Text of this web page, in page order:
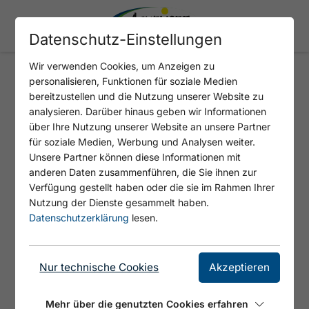
CHILL & JUMP #ACHENSEE
© Achensee Tourismus
Schrauben, Salti, alleine, zu zweit oder zu
dritt: Wenn sich die weltbesten Cliff Diver mit
Datenschutz-Einstellungen
Wir verwenden Cookies, um Anzeigen zu
personalisieren, Funktionen für soziale Medien
bereitzustellen und die Nutzung unserer Website zu
analysieren. Darüber hinaus geben wir Informationen
über Ihre Nutzung unserer Website an unsere Partner
für soziale Medien, Werbung und Analysen weiter.
Unsere Partner können diese Informationen mit
anderen Daten zusammenführen, die Sie ihnen zur
Verfügung gestellt haben oder die sie im Rahmen Ihrer
Nutzung der Dienste gesammelt haben.
Datenschutzerklärung lesen.
Nur technische Cookies Akzeptieren
Mehr über die genutzten Cookies erfahren